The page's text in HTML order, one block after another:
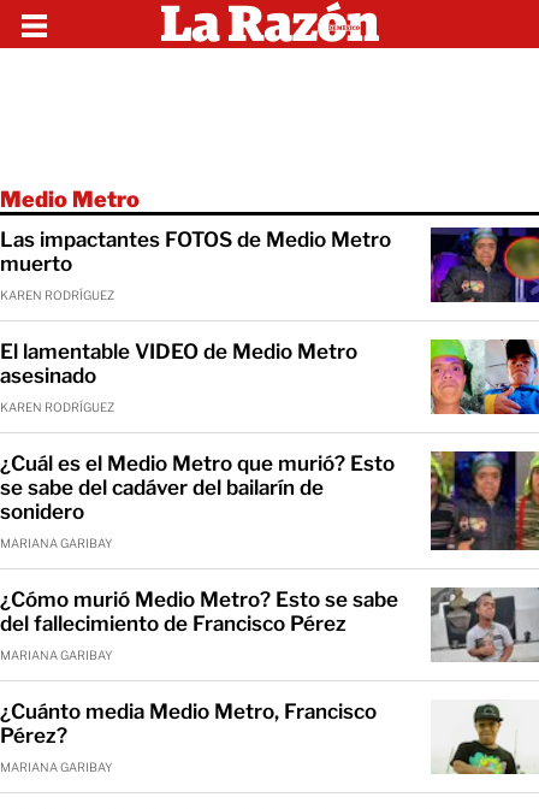
Medio Metro
Las impactantes FOTOS de Medio Metro
muerto
KAREN RODRÍGUEZ
El lamentable VIDEO de Medio Metro
asesinado
KAREN RODRÍGUEZ
¿Cuál es el Medio Metro que murió? Esto
se sabe del cadáver del bailarín de
sonidero
MARIANA GARIBAY
¿Cómo murió Medio Metro? Esto se sabe
del fallecimiento de Francisco Pérez
MARIANA GARIBAY
¿Cuánto media Medio Metro, Francisco
Pérez?
MARIANA GARIBAY